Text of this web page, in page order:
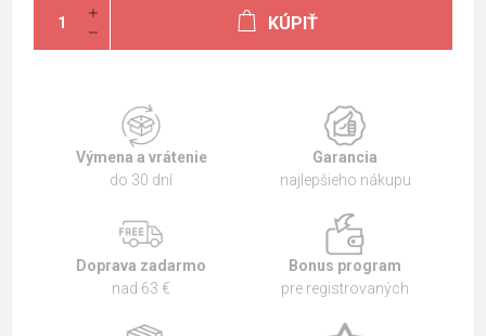
KÚPIŤ
Výmena a vrátenie
do 30 dní
Garancia
najlepšieho nákupu
Doprava zadarmo
nad 63 €
Bonus program
pre registrovaných